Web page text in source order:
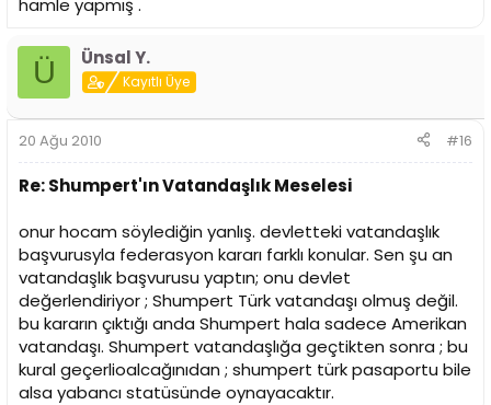
hamle yapmış .
Ü Ünsal Y.
Kayıtlı Üye
20 Ağu 2010 #16
Re: Shumpert'ın Vatandaşlık Meselesi
onur hocam söylediğin yanlış. devletteki vatandaşlık
başvurusyla federasyon kararı farklı konular. Sen şu an
vatandaşlık başvurusu yaptın; onu devlet
değerlendiriyor ; Shumpert Türk vatandaşı olmuş değil.
bu kararın çıktığı anda Shumpert hala sadece Amerikan
vatandaşı. Shumpert vatandaşlığa geçtikten sonra ; bu
kural geçerlioalcağınıdan ; shumpert türk pasaportu bile
alsa yabancı statüsünde oynayacaktır.